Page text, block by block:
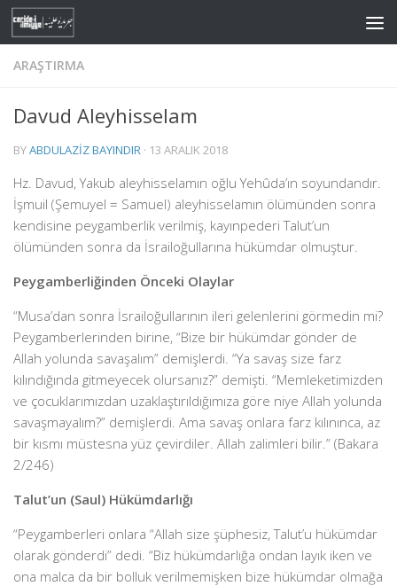
Skip to content
ARAŞTIRMA
Davud Aleyhisselam
BYABDULAZIZ BAYINDIR · 13 ARALIK 2018
Hz. Davud, Yakub aleyhisselamın oğlu Yehûda’ın soyundandır.
İşmuil (Şemuyel = Samuel) aleyhisselamın ölümünden sonra
kendisine peygamberlik verilmiş, kayınpederi Talut’un
ölümünden sonra da İsrailoğullarına hükümdar olmuştur.
Peygamberliğinden Önceki Olaylar
“Musa’dan sonra İsrailoğullarının ileri gelenlerini görmedin mi?
Peygamberlerinden birine, “Bize bir hükümdar gönder de
Allah yolunda savaşalım” demişlerdi. “Ya savaş size farz
kılındığında gitmeyecek olursanız?” demişti. “Memleketimizden
ve çocuklarımızdan uzaklaştırıldığımıza göre niye Allah yolunda
savaşmayalım?” demişlerdi. Ama savaş onlara farz kılınınca, az
bir kısmı müstesna yüz çevirdiler. Allah zalimleri bilir.” (Bakara
2/246)
Talut’un (Saul) Hükümdarlığı
“Peygamberleri onlara “Allah size şüphesiz, Talut’u hükümdar
olarak gönderdi” dedi. “Biz hükümdarlığa ondan layık iken ve
ona malca da bir bolluk verilmemişken bize hükümdar olmağa